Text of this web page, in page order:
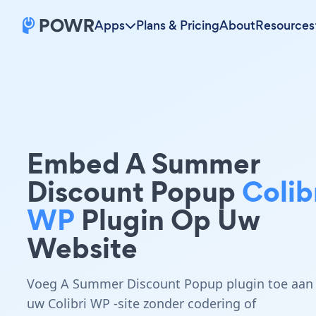
Apps Plans & PricingAboutResources
Embed A Summer
Discount Popup
WP Plugin Op Uw
Website
Voeg A Summer Discount Popup plugin toe aan
uw Colibri WP -site zonder codering of